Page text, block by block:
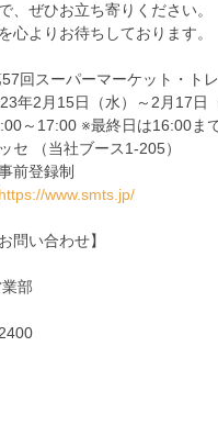
、ぜひお立ち寄りください。
心よりお待ちしております。
57回スーパーマーケット・ト
年2月15日（水）～2月17日
～17:00 ※最終日は16:00ま
セ （当社ブース1-205）
前登録制
https://www.smts.jp/
問い合わせ】
部